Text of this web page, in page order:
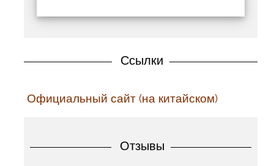
Ссылки
Официальный сайт (на китайском)
Отзывы